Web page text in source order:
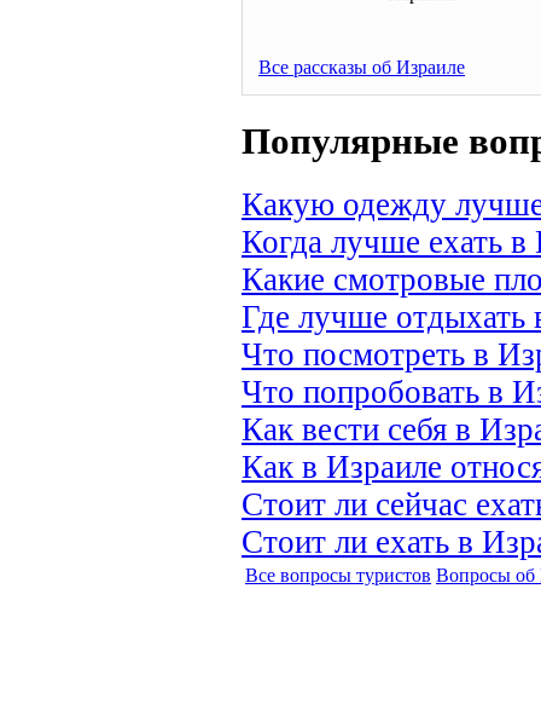
Все рассказы об Израиле
Популярные
Какую одежду лучше
Когда лучше ехать в
Какие смотровые
Где лучше отдыхать
Что посмотреть в
Что попробовать в
Как вести себя в
Как в Израиле
Стоит ли сейчас
Стоит ли ехать в
Все вопросы туристов Вопросы об